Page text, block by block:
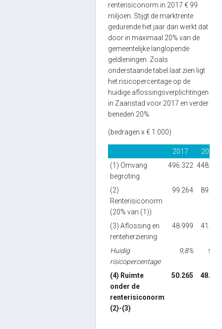
renterisiconorm in 2017 € 99
miljoen. Stijgt de marktrente
gedurende het jaar dan werkt dat
door in maximaal 20% van de
gemeentelijke langlopende
geldleningen. Zoals
onderstaande tabel laat zien ligt
het risicopercentage op de
huidige aflossingsverplichtingen
in Zaanstad voor 2017 en verder
beneden 20%.
(bedragen x € 1.000)
2017
2018
(1) Omvang
begroting
496.322 448.332
(2)
Renterisiconorm
(20% van (1))
99.264 89.666
(3) Aflossing en
renteherziening
48.999 41.063
Huidig
risicopercentage
9,8% 9,2%
(4) Ruimte
onder de
renterisiconorm
(2)-(3)
50.265 48.603